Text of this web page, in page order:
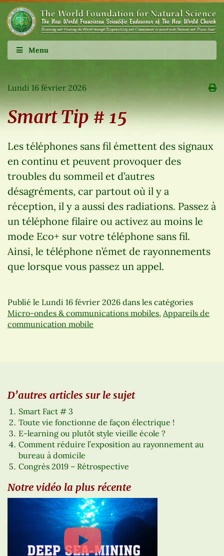
Menu
Lundi 16 février 2026
Smart Tip # 15
Les téléphones sans fil émettent des signaux
en continu et peuvent provoquer des
troubles du sommeil et d’autres
désagréments, car partout où il y a
réception, il y a aussi des radiations. Passez à
un téléphone filaire ou activez au moins le
mode Eco+ sur votre téléphone sans fil.
Ainsi, le téléphone n’émet de rayonnements
que lorsque vous passez un appel.
Publié le Lundi 16 février 2026 dans les catégories
Micro-ondes & communications mobiles, Appareils de
communication mobile
D’autres articles sur le sujet
Smart Fact # 3
Toute vie fonctionne de façon électrique !
E-learning ou plutôt style vieille école ?
Comment réduire l’exposition au rayonnement au
bureau à domicile
Congrès 2019 – Rétrospective
Notre vidéo la plus récente